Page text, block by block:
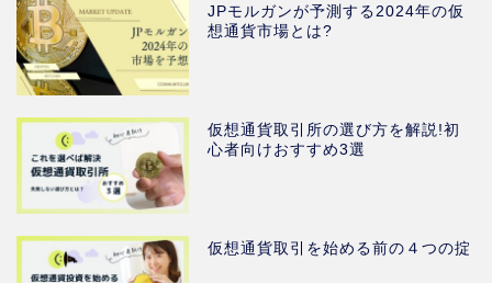
JPモルガンが予測する2024年の仮
想通貨市場とは?
仮想通貨取引所の選び方を解説!初
心者向けおすすめ3選
仮想通貨取引を始める前の４つの掟